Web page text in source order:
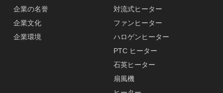
企業の名誉
企業文化
企業環境
対流式ヒーター
ファンヒーター
ハロゲンヒーター
PTC ヒーター
石英ヒーター
扇風機